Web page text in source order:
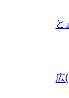
と
広